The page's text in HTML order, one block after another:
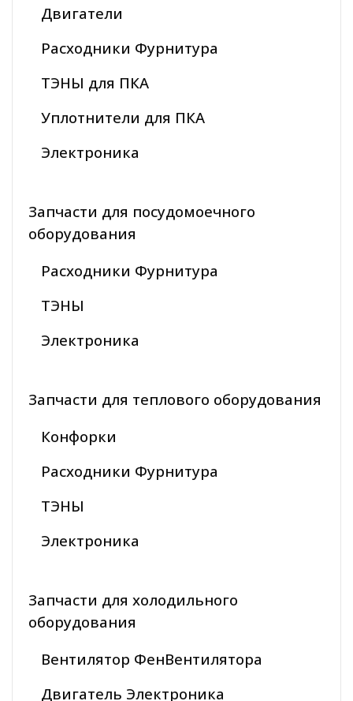
Двигатели
Расходники Фурнитура
ТЭНЫ для ПКА
Уплотнители для ПКА
Электроника
Запчасти для посудомоечного
оборудования
Расходники Фурнитура
ТЭНЫ
Электроника
Запчасти для теплового оборудования
Конфорки
Расходники Фурнитура
ТЭНЫ
Электроника
Запчасти для холодильного
оборудования
Вентилятор ФенВентилятора
Двигатель Электроника